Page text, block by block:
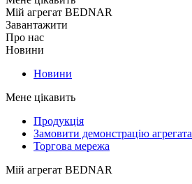
Мій агрегат BEDNAR
Завантажити
Про нас
Новини
Новини
Мене цікавить
Продукція
Замовити демонстрацію агрегата
Торгова мережа
Мій агрегат BEDNAR